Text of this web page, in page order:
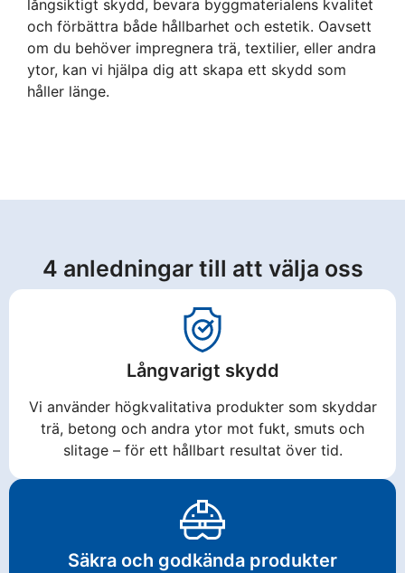
långsiktigt skydd, bevara byggmaterialens kvalitet
och förbättra både hållbarhet och estetik. Oavsett
om du behöver impregnera trä, textilier, eller andra
ytor, kan vi hjälpa dig att skapa ett skydd som
håller länge.
4 anledningar till att välja oss
Långvarigt skydd
Vi använder högkvalitativa produkter som skyddar
trä, betong och andra ytor mot fukt, smuts och
slitage – för ett hållbart resultat över tid.
Säkra och godkända produkter